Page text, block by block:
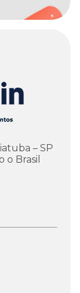
– SP
o Brasil